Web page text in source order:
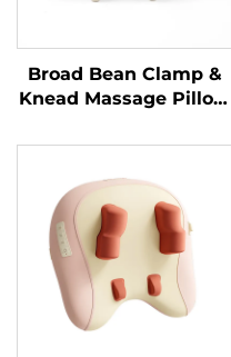
Broad Bean Clamp &
Knead Massage Pillow